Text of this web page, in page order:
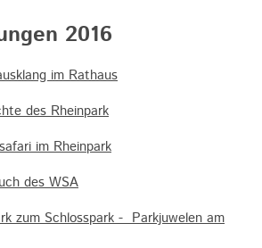
2016
im Rathaus
des Rheinpark
im Rheinpark
des WSA
zum Schlosspark - Parkjuwelen am